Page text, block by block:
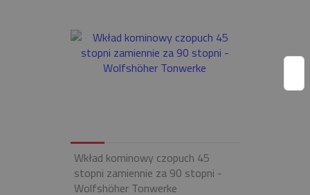
Wkład kominowy czopuch 45
stopni zamiennie za 90 stopni -
Wolfshöher Tonwerke